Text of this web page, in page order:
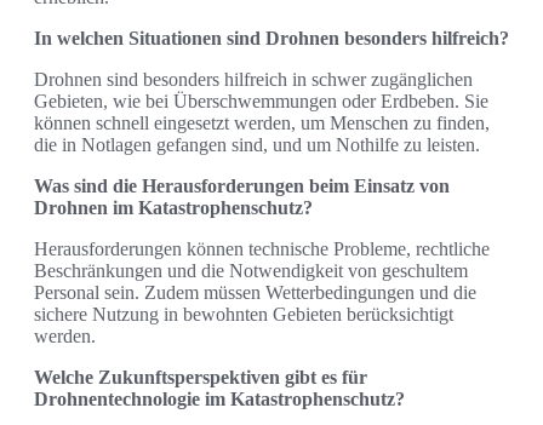
In welchen Situationen sind Drohnen besonders hilfreich?
Drohnen sind besonders hilfreich in schwer zugänglichen
Gebieten, wie bei Überschwemmungen oder Erdbeben. Sie
können schnell eingesetzt werden, um Menschen zu finden,
die in Notlagen gefangen sind, und um Nothilfe zu leisten.
Was sind die Herausforderungen beim Einsatz von
Drohnen im Katastrophenschutz?
Herausforderungen können technische Probleme, rechtliche
Beschränkungen und die Notwendigkeit von geschultem
Personal sein. Zudem müssen Wetterbedingungen und die
sichere Nutzung in bewohnten Gebieten berücksichtigt
werden.
Welche Zukunftsperspektiven gibt es für
Drohnentechnologie im Katastrophenschutz?